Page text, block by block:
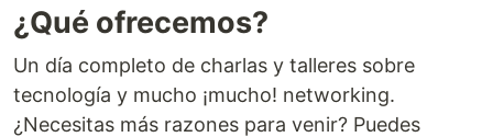
¿Qué ofrecemos?
Un día completo de charlas y talleres sobre
tecnología y mucho ¡mucho! networking.
¿Necesitas más razones para venir? Puedes